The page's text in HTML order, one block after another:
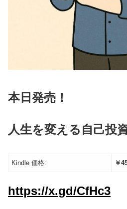
本日発売！
人生を変える自己投
Kindle 価格: ￥
https://x.gd/CfHc3